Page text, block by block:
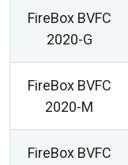
FireBox BVFC
2020-G
FireBox BVFC
2020-M
FireBox BVFC